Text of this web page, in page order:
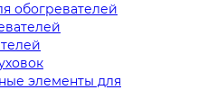
обогревателей
элементы для